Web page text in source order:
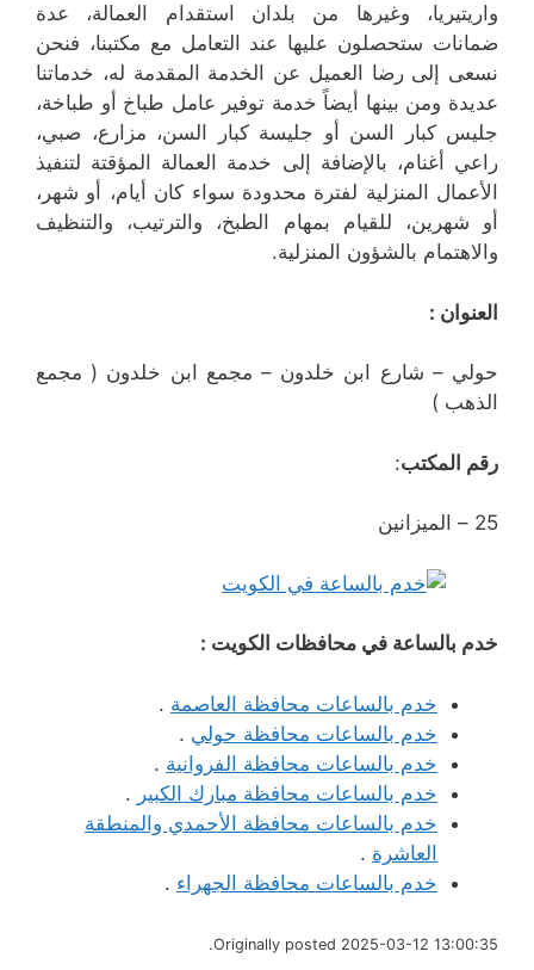
واريتيريا، وغيرها من بلدان استقدام العمالة، عدة
ضمانات ستحصلون عليها عند التعامل مع مكتبنا، فنحن
نسعى إلى رضا العميل عن الخدمة المقدمة له، خدماتنا
عديدة ومن بينها أيضاً خدمة توفير عامل طباخ أو طباخة،
جليس كبار السن أو جليسة كبار السن، مزارع، صبي،
راعي أغنام، بالإضافة إلى خدمة العمالة المؤقتة لتنفيذ
الأعمال المنزلية لفترة محدودة سواء كان أيام، أو شهر،
أو شهرين، للقيام بمهام الطبخ، والترتيب، والتنظيف
والاهتمام بالشؤون المنزلية.
العنوان :
حولي – شارع ابن خلدون – مجمع ابن خلدون ( مجمع
الذهب )
رقم المكتب:
25 – الميزانين
خدم بالساعة في محافظات الكويت :
خدم بالساعات محافظة العاصمة .
خدم بالساعات محافظة حولي .
خدم بالساعات محافظة الفروانية .
خدم بالساعات محافظة مبارك الكبير .
خدم بالساعات محافظة الأحمدي والمنطقة
العاشرة .
خدم بالساعات محافظة الجهراء .
Originally posted 2025-03-12 13:00:35.